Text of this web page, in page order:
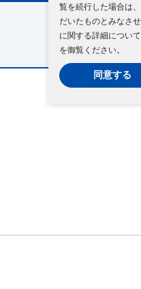
覧を続行した場合は
だいたものとみなさ
に関する詳細について
を御覧ください。
同意する